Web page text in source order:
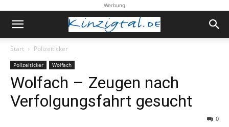
Werbung
Start Polizeiticker
Polizeiticker Wolfach
Wolfach – Zeugen nach
Verfolgungsfahrt gesucht
0